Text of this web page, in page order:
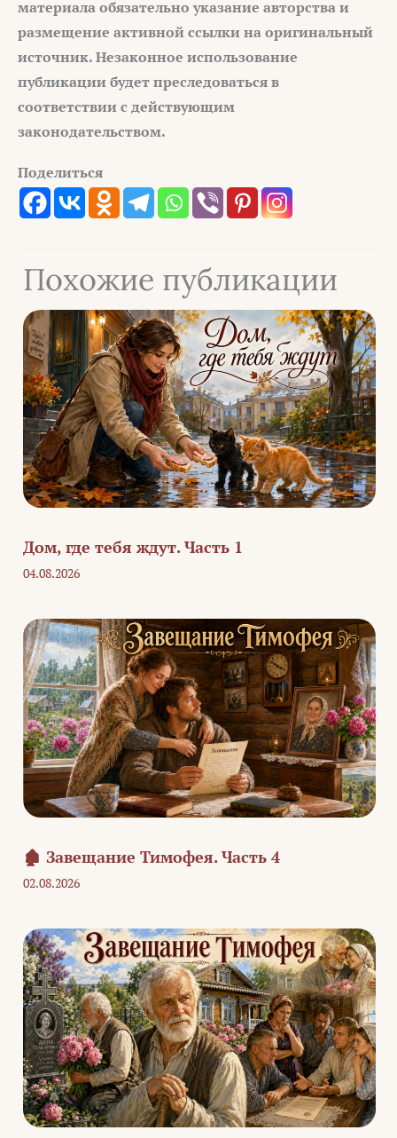
материала обязательно указание авторства и
размещение активной ссылки на оригинальный
источник. Незаконное использование
публикации будет преследоваться в
соответствии с действующим
законодательством.
Поделиться
Похожие публикации
Дом, где тебя ждут. Часть 1
04.08.2026
🏚️ Завещание Тимофея. Часть 4
02.08.2026